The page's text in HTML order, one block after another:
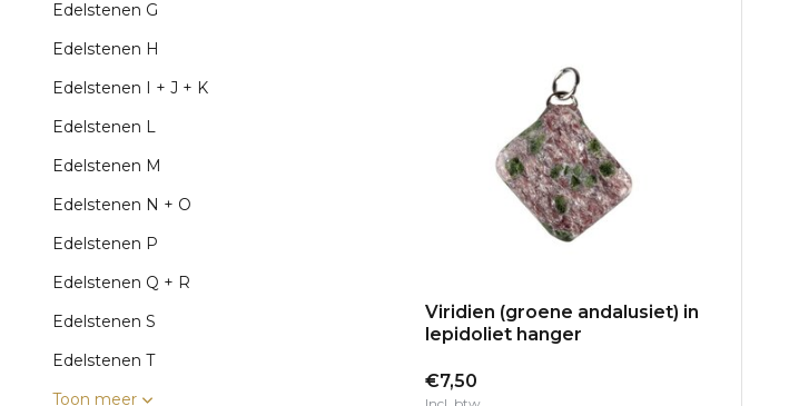
Edelstenen G
Edelstenen H
Edelstenen I + J + K
Edelstenen L
Edelstenen M
Edelstenen N + O
Edelstenen P
Edelstenen Q + R
Edelstenen S
Edelstenen T
Toon meer
Viridien (groene andalusiet) in
lepidoliet hanger
€7,50